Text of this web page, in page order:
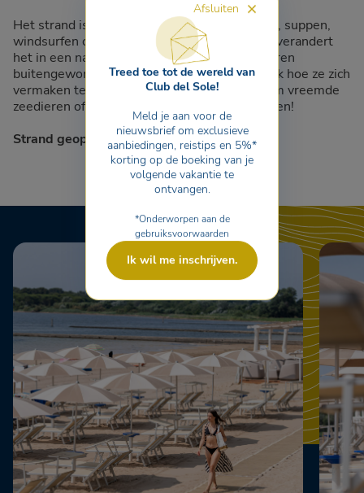
Het strand is de perfecte plek om te kajakken, suppen,
windsurfen of misschien kitesurfen, en bij eb verandert
het in een natuurlijke speeltuin waar je kinderen
buitengewone avonturen kunnen beleven. Kijk hoe ze zich
vermaken terwijl ze in het water spetteren om vreemde
zeedieren of de mooiste schelpen te ontdekken!
Strand geopend vanaf 21 mei.
Afsluiten
Treed toe tot de wereld van
Club del Sole!
Meld je aan voor de
nieuwsbrief om exclusieve
aanbiedingen, reistips en 5%*
korting op de boeking van je
volgende vakantie te
ontvangen.
*Onderworpen aan de
gebruiksvoorwaarden
Ik wil me inschrijven.